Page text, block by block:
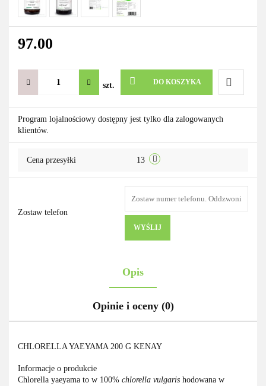
97.00
szt. DO KOSZYKA
Do
Program lojalnościowy dostępny jest tylko dla zalogowanych
klientów.
Cena przesyłki 13
Zostaw telefon
WYŚLIJ
Opis
Opinie i oceny (0)
CHLORELLA YAEYAMA 200 G KENAY
Informacje o produkcie
Chlorella yaeyama to w 100% chlorella vulgaris hodowana w